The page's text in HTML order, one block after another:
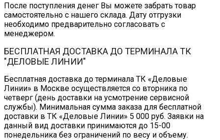
После поступления денег Вы можете забрать товар
самостоятельно с нашего склада. Дату отгрузки
необходимо предварительно согласовать с
менеджером.
БЕСПЛАТНАЯ ДОСТАВКА ДО ТЕРМИНАЛА ТК
"ДЕЛОВЫЕ ЛИНИИ"
Бесплатная доставка до терминала ТК «Деловые
Линии» в Москве осуществляется со вторника по
четверг (день доставки на усмотрение сервисной
службы). Минимальная сумма заказа для бесплатной
доставки в ТК «Деловые Линии» 5 000 руб. Заявки на
данный вид доставки принимаются до 15-00
понедельника без ограничений по весу и объему.